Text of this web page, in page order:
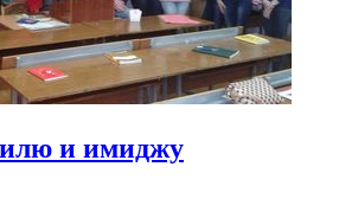
и имиджу